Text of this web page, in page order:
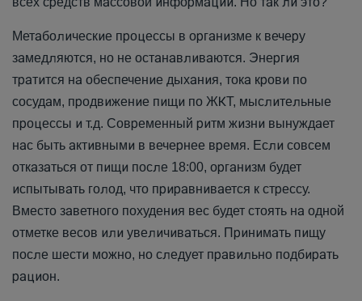
Метаболические процессы в организме к вечеру
замедляются, но не останавливаются. Энергия
тратится на обеспечение дыхания, тока крови по
сосудам, продвижение пищи по ЖКТ, мыслительные
процессы и т.д. Современный ритм жизни вынуждает
нас быть активными в вечернее время. Если совсем
отказаться от пищи после 18:00, организм будет
испытывать голод, что приравнивается к стрессу.
Вместо заветного похудения вес будет стоять на одной
отметке весов или увеличиваться. Принимать пищу
после шести можно, но следует правильно подбирать
рацион.